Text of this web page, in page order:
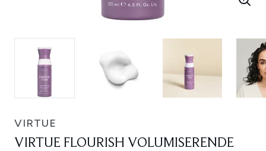
VIRTUE
VIRTUE FLOURISH VOLUMISERENDE